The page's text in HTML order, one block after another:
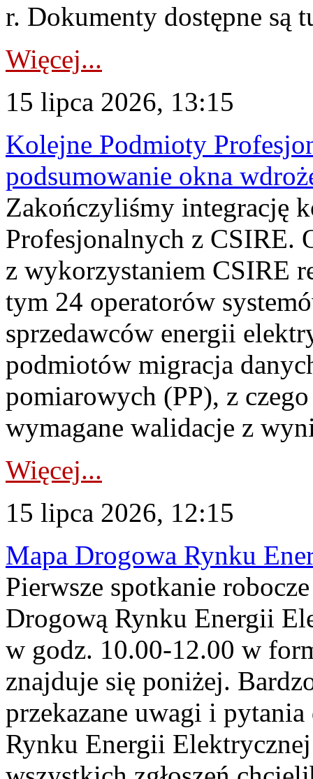
r. Dokumenty dostępne są
Więcej...
15 lipca 2026, 13:15
Kolejne Podmioty
podsumowanie okna
Zakończyliśmy integrację
Profesjonalnych z CSIRE.
z wykorzystaniem CSIRE
tym 24 operatorów
sprzedawców energii
podmiotów migracja
pomiarowych (PP), z
wymagane walidacje z
Więcej...
15 lipca 2026, 12:15
Mapa Drogowa Rynku
Pierwsze spotkanie
Drogową Rynku Energii
w godz. 10.00-12.00 w
znajduje się poniżej.
przekazane uwagi i
Rynku Energii